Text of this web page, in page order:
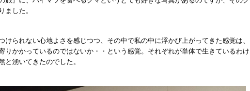
ました。
けられない心地よさを感じつつ、その中で私の中に浮かび上がってきた感覚は、
りかかっているのではないか・・という感覚。それぞれが単体で生きているわけ
と湧いてきたのでした。